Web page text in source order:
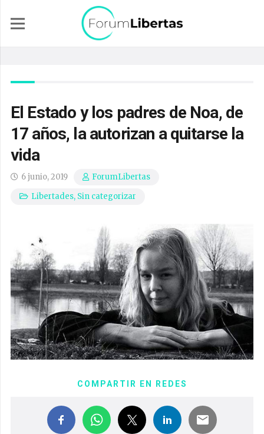
El Estado y los padres de Noa, de
17 años, la autorizan a quitarse la
vida
6 junio, 2019
ForumLibertas
Libertades, Sin categorizar
COMPARTIR EN REDES